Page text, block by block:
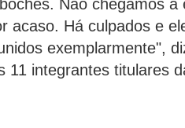
Não chegamos a
acaso. Há culpados e
exemplarmente",
11 integrantes titulares